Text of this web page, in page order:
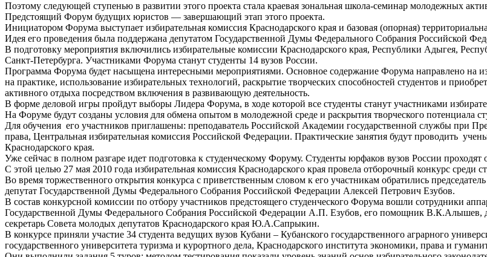
Поэтому следующей ступенью в развитии этого проекта стала краевая зональная школа-семинар молодежных
Предстоящий Форум будущих юристов — завершающий этап этого проекта.
Инициатором Форума выступает избирательная комиссия Краснодарского края и базовая (опорная)
Идея его проведения была поддержана депутатом Государственной Думы Федерального Собрания Российской
В подготовку мероприятия включились избирательные комиссии Краснодарского края, Республики Адыгея,
Санкт-Петербурга. Участниками Форума станут студенты 14 вузов России.
Программа Форума будет насыщена интересными мероприятиями. Основное содержание Форума направлено на
на практике, использование избирательных технологий, раскрытие творческих способностей студентов и
активного отдыха посредством включения в развивающую деятельность.
В форме деловой игры пройдут выборы Лидера Форума, в ходе которой все студенты станут участниками
На Форуме будут созданы условия для обмена опытом в молодежной среде и раскрытия творческого потенциала
Для обучения его участников приглашены: преподаватель Российской Академии государственной службы при
права, Центральная избирательная комиссия Российской Федерации. Практические занятия будут проводить
Краснодарского края.
Уже сейчас в полном разгаре идет подготовка к студенческому Форуму. Студенты юрфаков вузов России
С этой целью 27 мая 2010 года избирательная комиссия Краснодарского края провела отборочный конкурс среди
Во время торжественного открытия конкурса с приветственным словом к его участникам обратились
депутат Государственной Думы Федерального Собрания Российской Федерации Алексей Петрович Езубов.
В состав конкурсной комиссии по отбору участников предстоящего студенческого Форума вошли сотрудники
Государственной Думы Федерального Собрания Российской Федерации А.П. Езубов, его помощник В.К.Алышев,
секретарь Совета молодых депутатов Краснодарского края Ю.А.Сапрыкин.
В конкурсе приняли участие 34 студента ведущих вузов Кубани – Кубанского государственного аграрного
государственного университета туризма и курортного дела, Краснодарского института экономики, права и